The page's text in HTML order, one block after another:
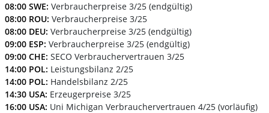
08:00 SWE: Verbraucherpreise 3/25 (endgültig)
08:00 ROU: Verbraucherpreise 3/25
08:00 DEU: Verbraucherpreise 3/25 (endgültig)
09:00 ESP: Verbraucherpreise 3/25 (endgültig)
09:00 CHE: SECO Verbrauchervertrauen 3/25
14:00 POL: Leistungsbilanz 2/25
14:00 POL: Handelsbilanz 2/25
14:30 USA: Erzeugerpreise 3/25
16:00 USA: Uni Michigan Verbrauchervertrauen 4/25 (vorläufig)